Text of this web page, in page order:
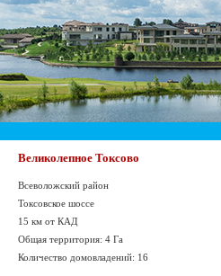
Великолепное Токсово
Всеволожский район
Токсовское шоссе
15 км от КАД
Общая территория: 4 Га
Количество домовладений: 16